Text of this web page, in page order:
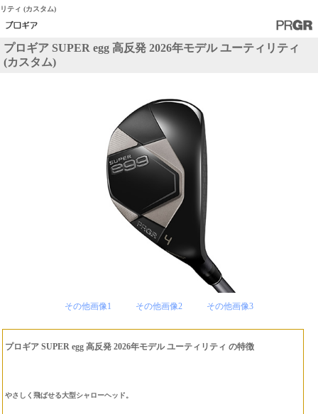
リティ (カスタム)
プロギア SUPER egg 高反発 2026年モデル ユーティリティ
(カスタム)
その他画像1 その他画像2 その他画像3
プロギア SUPER egg 高反発 2026年モデル ユーティリティ の特徴
やさしく飛ばせる大型シャローヘッド。